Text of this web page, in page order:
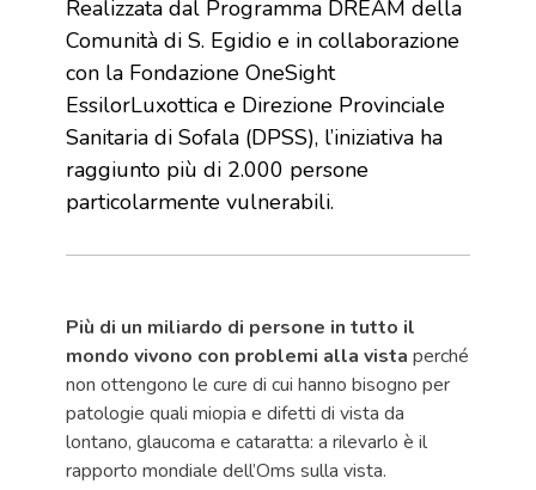
Realizzata dal Programma DREAM della
Comunità di S. Egidio e in collaborazione
con la Fondazione OneSight
EssilorLuxottica e Direzione Provinciale
Sanitaria di Sofala (DPSS), l’iniziativa ha
raggiunto più di 2.000 persone
particolarmente vulnerabili.
Più di un miliardo di persone in tutto il
mondo vivono con problemi alla vista perché
non ottengono le cure di cui hanno bisogno per
patologie quali miopia e difetti di vista da
lontano, glaucoma e cataratta: a rilevarlo è il
rapporto mondiale dell’Oms sulla vista.